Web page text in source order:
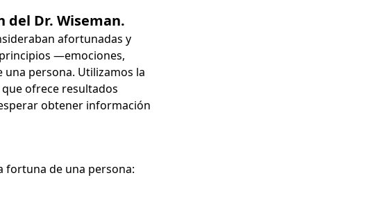
del Dr. Wiseman.
afortunadas y
—emociones,
persona. Utilizamos la
ofrece resultados
obtener información
fortuna de una persona: